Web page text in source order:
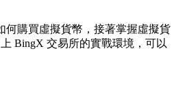
何購買虛擬貨幣，接著掌握虛擬貨
BingX 交易所的實戰環境，可以